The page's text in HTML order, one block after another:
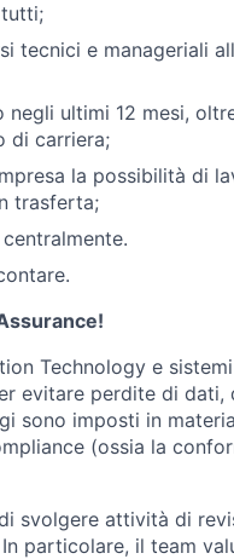
tecnici e manageriali
negli ultimi 12 mesi,
di carriera;
la possibilità di
trasferta;
Technology e
evitare perdite di dati,
sono imposti in
(ossia la
svolgere attività di
particolare, il team